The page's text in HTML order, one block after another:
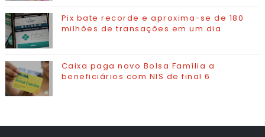
Pix bate recorde e aproxima-se de 180
milhões de transações em um dia
Caixa paga novo Bolsa Família a
beneficiários com NIS de final 6